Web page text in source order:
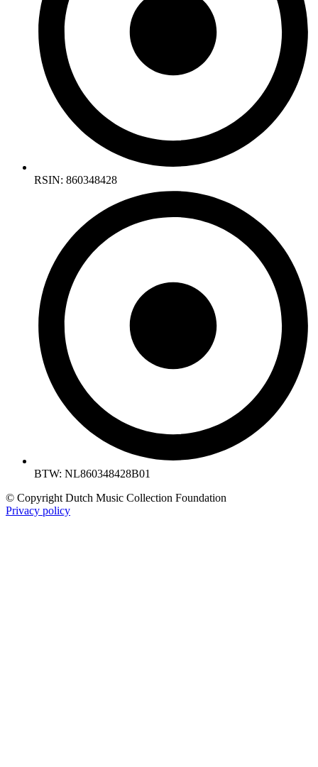
RSIN: 860348428
BTW: NL860348428B01
© Copyright Dutch Music Collection Foundation
Privacy policy